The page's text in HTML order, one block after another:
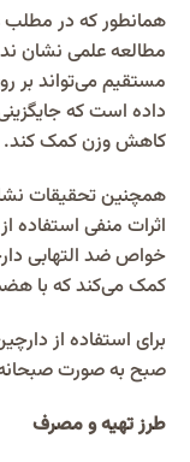
همانطور که در
مطالعه علمی نشان
مستقیم می‌تواند بر
داده است که
کاهش وزن کمک کند.
همچنین تحقیقات
اثرات منفی استفاده
خواص ضد التهابی
کمک می‌کند که با
برای استفاده از
صبح به صورت صبحانه
طرز تهیه و مصرف